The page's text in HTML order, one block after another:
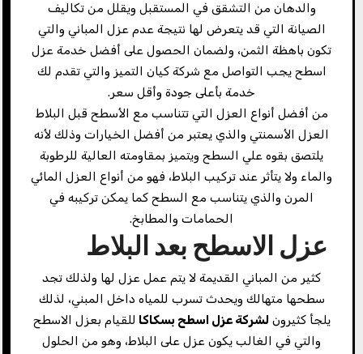
والدهان من التشقق في المستقبل ويقلل من تكاليف
الصيانة التي قد يتعرض لها نتيجة عدم عزل المباني والتي
تكون باهظة الثمن، ولضمان الحصول على أفضل خدمة عزل
اسطح يجب التواصل مع شركة كيان التميز والتي تقدم لك
خدمة بأعلى جودة وأقل سعر.
من أفضل أنواع العزل التي تتناسب مع الأسطح قبل البلاط
العزل الأسمنتي والذي يعتبر من أفضل الخيارات وذلك لأنه
يلتصق بقوه علي السطح ويتميز بمقاومته العالية للرطوبة
والماء ولا يتأثر عند تركيب البلاط، فهو من أنواع العزل المائي
المرن والذي يتناسب مع السطح كما يمكن تركيبه في
الحمامات والمطابخ.
عزل الاسطح بعد البلاط
كثير من المباني القديمة لا يتم عمل عزل لها ولذلك تجد
سطحها متهالك ويحدث تسرب للمياه داخل المبني، لذلك
يلجأ كثيرون لشركة عزل اسطح بسكاكا للقيام بعزل الاسطح
والتي في الغالب يكون عزل على البلاط، وهو من الحلول